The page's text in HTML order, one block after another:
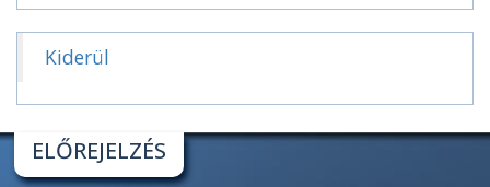
Kiderül
ELŐREJELZÉS